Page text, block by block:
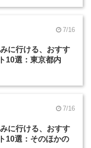
7/16
に行ける、おすす
10選：東京都内
7/16
に行ける、おすす
10選：そのほかの